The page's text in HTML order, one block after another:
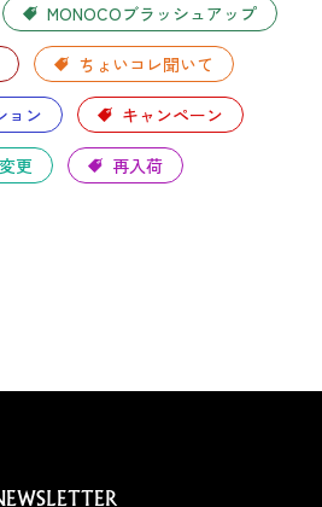
MONOCOブラッシュアップ
ちょいコレ聞いて
ョン キャンペーン
更 再入荷